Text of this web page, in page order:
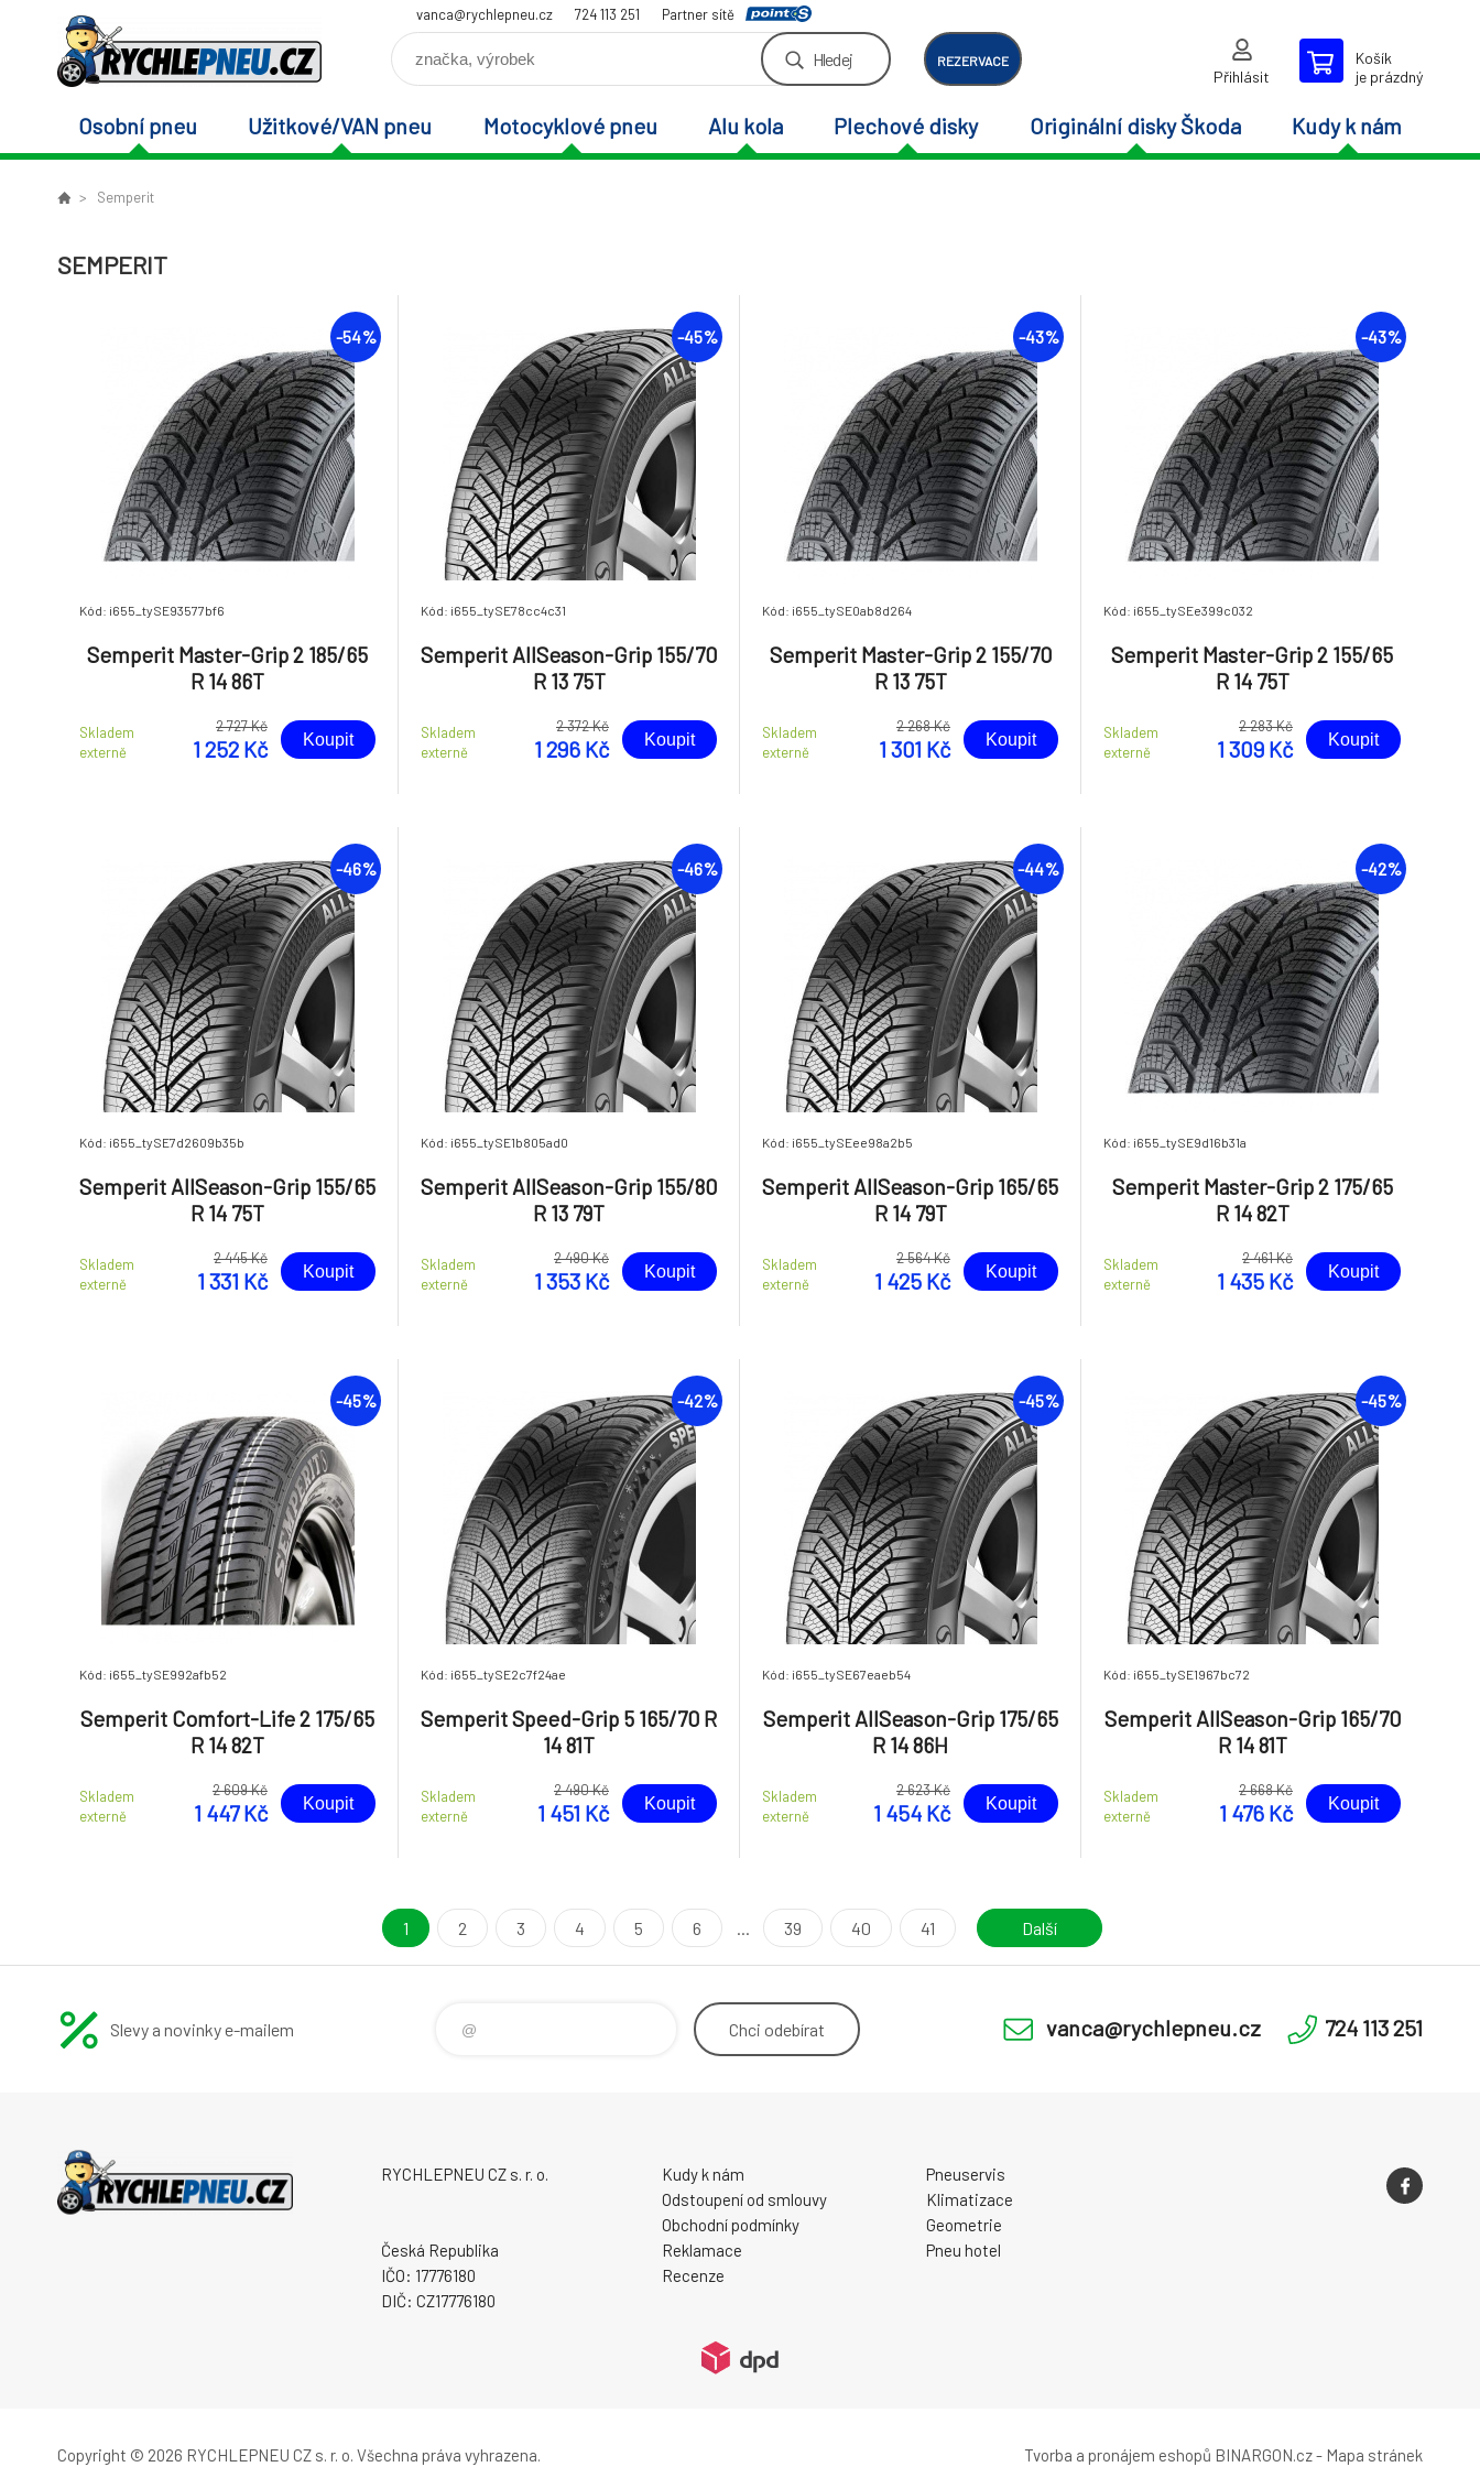
vanca@rychlepneu.cz 724 113 251 Partner sítě
Hledej REZERVACE
Přihlásit
Košík
je prázdný
Osobní pneu Užitkové/VAN pneu Motocyklové pneu Alu kola Plechové disky Originální disky Škoda Kudy k nám
Semperit
SEMPERIT
-54%
Kód: i655_tySE93577bf6
Semperit Master-Grip 2 185/65
R 14 86T
Skladem
externě
2 727 Kč
1 252 Kč Koupit
-45%
Kód: i655_tySE78cc4c31
Semperit AllSeason-Grip 155/70
R 13 75T
Skladem
externě
2 372 Kč
1 296 Kč Koupit
-43%
Kód: i655_tySE0ab8d264
Semperit Master-Grip 2 155/70
R 13 75T
Skladem
externě
2 268 Kč
1 301 Kč Koupit
-43%
Kód: i655_tySEe399c032
Semperit Master-Grip 2 155/65
R 14 75T
Skladem
externě
2 283 Kč
1 309 Kč Koupit
-46%
Kód: i655_tySE7d2609b35b
Semperit AllSeason-Grip 155/65
R 14 75T
Skladem
externě
2 445 Kč
1 331 Kč Koupit
-46%
Kód: i655_tySE1b805ad0
Semperit AllSeason-Grip 155/80
R 13 79T
Skladem
externě
2 490 Kč
1 353 Kč Koupit
-44%
Kód: i655_tySEee98a2b5
Semperit AllSeason-Grip 165/65
R 14 79T
Skladem
externě
2 564 Kč
1 425 Kč Koupit
-42%
Kód: i655_tySE9d16b31a
Semperit Master-Grip 2 175/65
R 14 82T
Skladem
externě
2 461 Kč
1 435 Kč Koupit
-45%
Kód: i655_tySE992afb52
Semperit Comfort-Life 2 175/65
R 14 82T
Skladem
externě
2 609 Kč
1 447 Kč Koupit
-42%
Kód: i655_tySE2c7f24ae
Semperit Speed-Grip 5 165/70 R
14 81T
Skladem
externě
2 490 Kč
1 451 Kč Koupit
-45%
Kód: i655_tySE67eaeb54
Semperit AllSeason-Grip 175/65
R 14 86H
Skladem
externě
2 623 Kč
1 454 Kč Koupit
-45%
Kód: i655_tySE1967bc72
Semperit AllSeason-Grip 165/70
R 14 81T
Skladem
externě
2 668 Kč
1 476 Kč Koupit
1 2 3 4 5 6 ... 39 40 41 Další
Slevy a novinky e-mailem Chci odebírat vanca@rychlepneu.cz 724 113 251
RYCHLEPNEU CZ s. r. o.
Česká Republika
IČO: 17776180
DIČ: CZ17776180
Kudy k nám
Odstoupení od smlouvy
Obchodní podmínky
Reklamace
Recenze
Pneuservis
Klimatizace
Geometrie
Pneu hotel
Copyright © 2026 RYCHLEPNEU CZ s. r. o. Všechna práva vyhrazena. Tvorba a pronájem eshopů BINARGON.cz- Mapa stránek